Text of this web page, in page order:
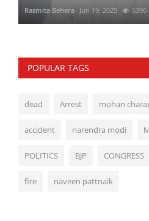
Rasmita Behera Jun 19, 2025 5396
POPULAR TAGS
dead Arrest mohan
accident narendra modi
POLITICS BJP CONGRESS
fire naveen pattnaik